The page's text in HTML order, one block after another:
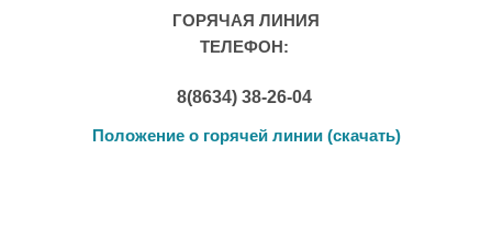
ГОРЯЧАЯ ЛИНИЯ
ТЕЛЕФОН:
8(8634) 38-26-04
Положение о горячей линии (скачать)